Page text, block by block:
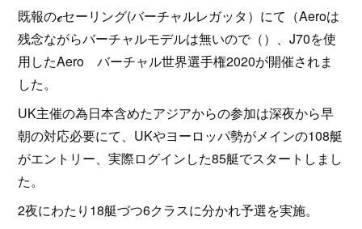
既報のℯセーリング(バーチャルレガッタ）にて（Aeroは
残念ながらバーチャルモデルは無いので（）、J70を使
用したAero バーチャル世界選手権2020が開催されま
した。
UK主催の為日本含めたアジアからの参加は深夜から早
朝の対応必要にて、UKやヨーロッパ勢がメインの108艇
がエントリー、実際ログインした85艇でスタートしまし
た。
2夜にわたり18艇づつ6クラスに分かれ予選を実施。